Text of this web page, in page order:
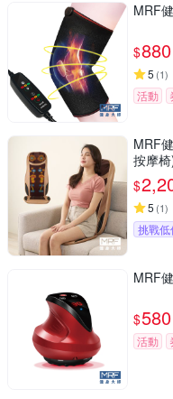
MRF
$880
5 (1)
活動
MRF
按摩
$
5 (1)
挑戰低
MRF
$580
活動